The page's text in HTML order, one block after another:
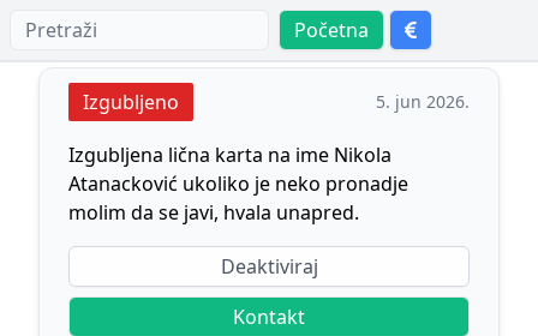
Početna
Izgubljeno 5. jun 2026.
Izgubljena lična karta na ime Nikola
Atanacković ukoliko je neko pronadje
molim da se javi, hvala unapred.
Deaktiviraj
Kontakt